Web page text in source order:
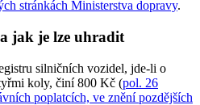
stránkách Ministerstva dopravy.
jak je lze uhradit
silničních vozidel, jde-li o
koly, činí800 Kč (pol. 26
poplatcích, ve znění pozdějších